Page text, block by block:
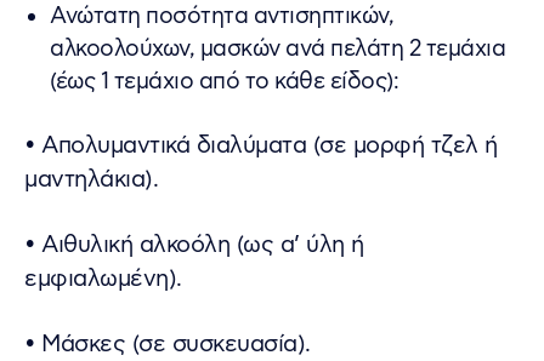
Ανώτατη ποσότητα αντισηπτικών,
αλκοολούχων, μασκών ανά πελάτη 2 τεμάχια
(έως 1 τεμάχιο από το κάθε είδος):
• Απολυμαντικά διαλύματα (σε μορφή τζελ ή
μαντηλάκια).
• Αιθυλική αλκοόλη (ως α’ ύλη ή
εμφιαλωμένη).
• Μάσκες (σε συσκευασία).